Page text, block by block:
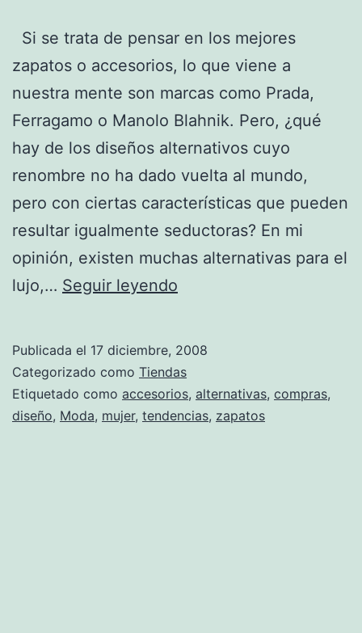
Si se trata de pensar en los mejores
zapatos o accesorios, lo que viene a
nuestra mente son marcas como Prada,
Ferragamo o Manolo Blahnik. Pero, ¿qué
hay de los diseños alternativos cuyo
renombre no ha dado vuelta al mundo,
pero con ciertas características que pueden
resultar igualmente seductoras? En mi
opinión, existen muchas alternativas para el
lujo,… Seguir leyendo
tendencia
Publicada el 17 diciembre, 2008
Categorizado como Tiendas
Etiquetado como accesorios, alternativas, compras,
diseño, Moda, mujer, tendencias, zapatos